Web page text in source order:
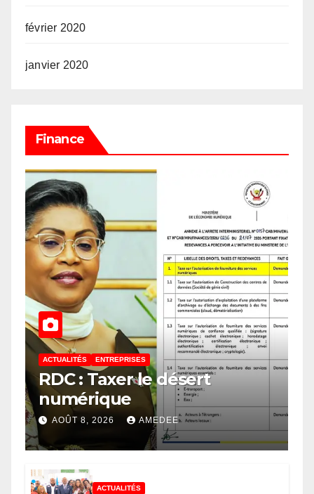
février 2020
janvier 2020
Finance
ACTUALITÉS ENTREPRISES
RDC : Taxer le désert
numérique
AOÛT 8, 2026 AMEDEE
ACTUALITÉS